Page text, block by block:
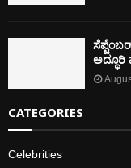
ಅದ್ಧೂರಿ
CATEGORIES
Celebrities